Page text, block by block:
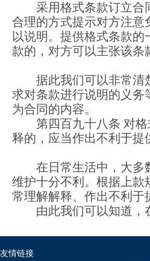
采用格式条款订立合
合理的方式提示对方注意
以说明。提供格式条款
款的，对方可以主张该条
据此我们可以非常清
求对条款进行说明的义务
为合同的内容。
第四百九十八条 对
释的，应当作出不利于提
在日常生活中，大多
维护十分不利。根据上
常理解解释、作出不利于
由此我们可以知道，
友情链接